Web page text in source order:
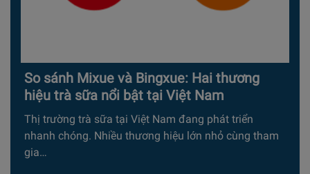
So sánh Mixue và Bingxue: Hai thương
hiệu trà sữa nổi bật tại Việt Nam
Thị trường trà sữa tại Việt Nam đang phát triển
nhanh chóng. Nhiều thương hiệu lớn nhỏ cùng tham
gia…